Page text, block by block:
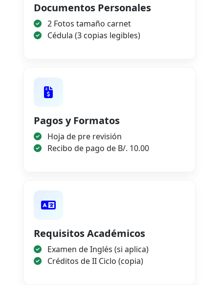
Documentos Personales
2 Fotos tamaño carnet
Cédula (3 copias legibles)
Pagos y Formatos
Hoja de pre revisión
Recibo de pago de B/. 10.00
Requisitos Académicos
Examen de Inglés (si aplica)
Créditos de II Ciclo (copia)